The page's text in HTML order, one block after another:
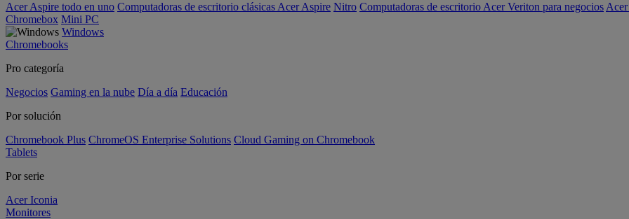
Acer Aspire todo en uno Computadoras de escritorio clásicas Acer Aspire Nitro Computadoras de escritorio Acer Veriton para negocios
Chromebox Mini PC
Windows
Chromebooks
Pro categoría
Negocios Gaming en la nube Día a día Educación
Por solución
Chromebook Plus ChromeOS Enterprise Solutions Cloud Gaming on Chromebook
Tablets
Por serie
Acer Iconia
Monitores